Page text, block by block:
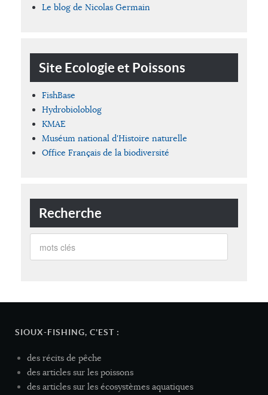
Le blog de Nicolas Germain
Site Ecologie et Poissons
FishBase
Hydrobioloblog
KMAE
Muséum national d'Histoire naturelle
Office Français de la biodiversité
Recherche
SIOUX-FISHING, C'EST :
des récits de pêche
des articles sur les poissons
des articles sur les écosystèmes aquatiques